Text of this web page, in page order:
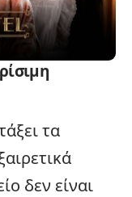
τα
δεν είναι